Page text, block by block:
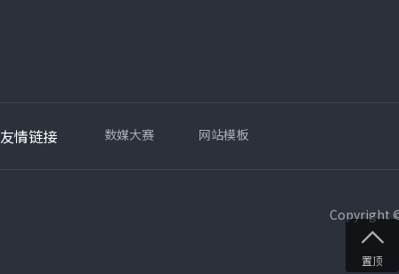
友情链接 数媒大赛 网站模板
Copyright
置顶